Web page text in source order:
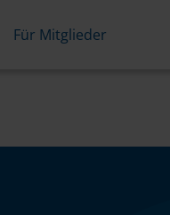
Für Mitglieder